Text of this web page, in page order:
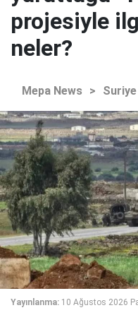
projesiyle
neler?
Mepa News > Suriye
Yayınlanma: 10 Ağustos 2026